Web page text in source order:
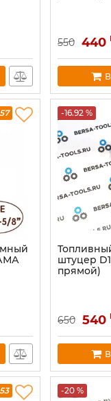
550 440
-16.92 %
штуцер
прямой)
650 540
-20 %